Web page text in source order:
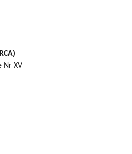
Nr XV